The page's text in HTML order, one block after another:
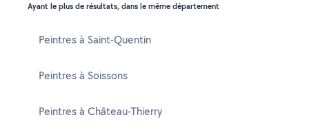
Ayant le plus de résultats, dans le même département
Peintres à Saint-Quentin
Peintres à Soissons
Peintres à Château-Thierry